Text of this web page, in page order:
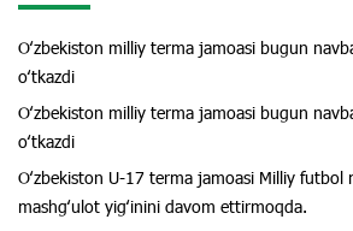
Oʻzbekiston milliy terma jamoasi bugun
oʻtkazdi
Oʻzbekiston milliy terma jamoasi bugun
oʻtkazdi
Oʻzbekiston U-17 terma jamoasi Milliy futbol
mashgʻulot yigʻinini davom ettirmoqda.